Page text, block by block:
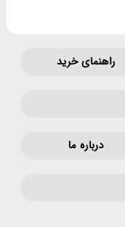
راهنمای خرید
درباره ما